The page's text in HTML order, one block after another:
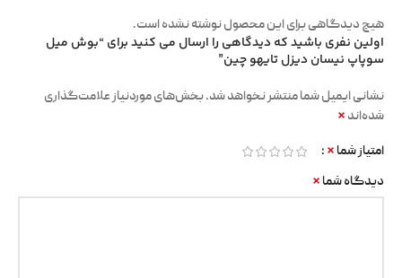
هیچ دیدگاهی برای این محصول نوشته نشده است.
اولین نفری باشید که دیدگاهی را ارسال می کنید برای “بوش میل
سوپاپ نیسان دیزل تایهو چین”
نشانی ایمیل شما منتشر نخواهد شد.بخش‌های موردنیاز علامت‌گذاری
شده‌اند *
امتیاز شما *
دیدگاه شما *